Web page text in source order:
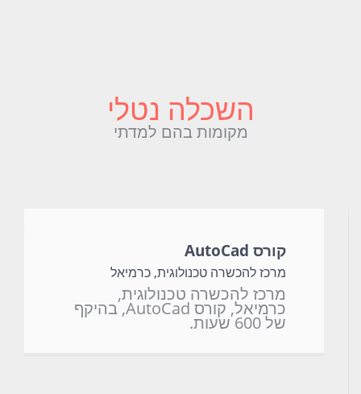
השכלה נטלי
מקומות בהם למדתי
קורס AutoCad
מרכז להכשרה טכנולוגית, כרמיאל
מרכז להכשרה טכנולוגית,
כרמיאל, קורס AutoCad, בהיקף
של 600 שעות.